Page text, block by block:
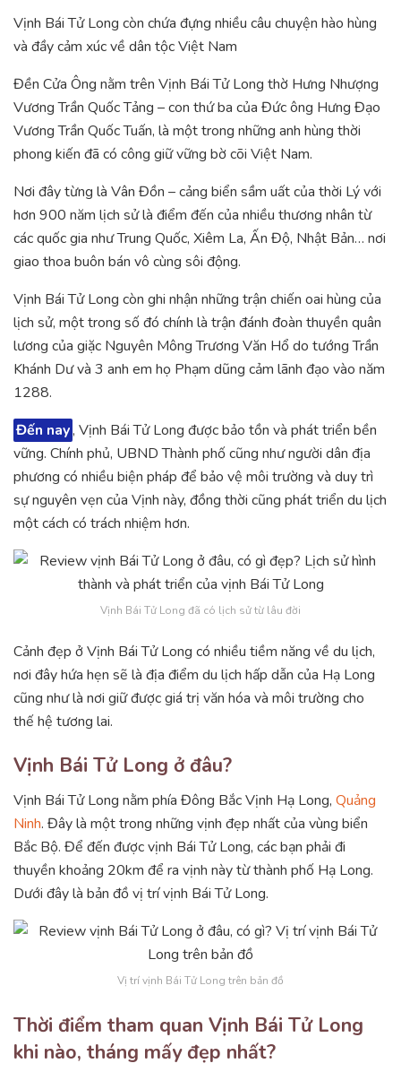
Vịnh Bái Tử Long còn chứa đựng nhiều câu chuyện hào hùng
và đầy cảm xúc về dân tộc Việt Nam
Đền Cửa Ông nằm trên Vịnh Bái Tử Long thờ Hưng Nhượng
Vương Trần Quốc Tảng – con thứ ba của Đức ông Hưng Đạo
Vương Trần Quốc Tuấn, là một trong những anh hùng thời
phong kiến đã có công giữ vững bờ cõi Việt Nam.
Nơi đây từng là Vân Đồn – cảng biển sầm uất của thời Lý với
hơn 900 năm lịch sử là điểm đến của nhiều thương nhân từ
các quốc gia như Trung Quốc, Xiêm La, Ấn Độ, Nhật Bản… nơi
giao thoa buôn bán vô cùng sôi động.
Vịnh Bái Tử Long còn ghi nhận những trận chiến oai hùng của
lịch sử, một trong số đó chính là trận đánh đoàn thuyền quân
lương của giặc Nguyên Mông Trương Văn Hổ do tướng Trần
Khánh Dư và 3 anh em họ Phạm dũng cảm lãnh đạo vào năm
1288.
Đến nay, Vịnh Bái Tử Long được bảo tồn và phát triển bền
vững. Chính phủ, UBND Thành phố cũng như người dân địa
phương có nhiều biện pháp để bảo vệ môi trường và duy trì
sự nguyên vẹn của Vịnh này, đồng thời cũng phát triển du lịch
một cách có trách nhiệm hơn.
Vịnh Bái Tử Long đã có lịch sử từ lâu đời
Cảnh đẹp ở Vịnh Bái Tử Long có nhiều tiềm năng về du lịch,
nơi đây hứa hẹn sẽ là địa điểm du lịch hấp dẫn của Hạ Long
cũng như là nơi giữ được giá trị văn hóa và môi trường cho
thế hệ tương lai.
Vịnh Bái Tử Long ở đâu?
Vịnh Bái Tử Long nằm phía Đông Bắc Vịnh Hạ Long, Quảng
Ninh. Đây là một trong những vịnh đẹp nhất của vùng biển
Bắc Bộ. Để đến được vịnh Bái Tử Long, các bạn phải đi
thuyền khoảng 20km để ra vịnh này từ thành phố Hạ Long.
Dưới đây là bản đồ vị trí vịnh Bái Tử Long.
Vị trí vịnh Bái Tử Long trên bản đồ
Thời điểm tham quan Vịnh Bái Tử Long
khi nào, tháng mấy đẹp nhất?